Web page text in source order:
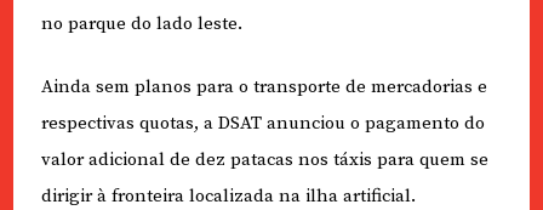
no parque do lado leste.
Ainda sem planos para o transporte de mercadorias e
respectivas quotas, a DSAT anunciou o pagamento do
valor adicional de dez patacas nos táxis para quem se
dirigir à fronteira localizada na ilha artificial.